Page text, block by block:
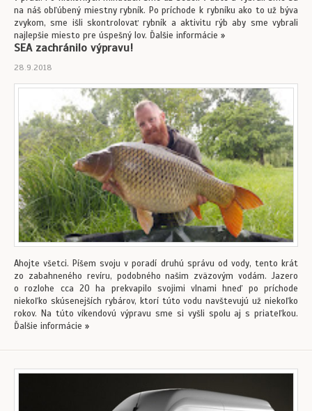
na náš obľúbený miestny rybník. Po príchode k rybníku ako to už býva
zvykom, sme išli skontrolovať rybník a aktivitu rýb aby sme vybrali
najlepšie miesto pre úspešný lov. Ďalšie informácie »
SEA zachránilo výpravu!
28.9.2018
Ahojte všetci. Píšem svoju v poradí druhú správu od vody, tento krát
zo zabahneného revíru, podobného našim zväzovým vodám. Jazero
o rozlohe cca 20 ha prekvapilo svojimi vlnami hneď po príchode
niekoľko skúsenejších rybárov, ktorí túto vodu navštevujú už niekoľko
rokov. Na túto víkendovú výpravu sme si vyšli spolu aj s priateľkou.
Ďalšie informácie »